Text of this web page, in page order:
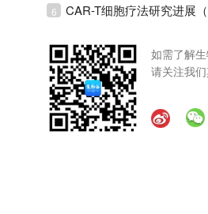
6 CAR-T细胞疗法研究进展
如需了解
请关注我